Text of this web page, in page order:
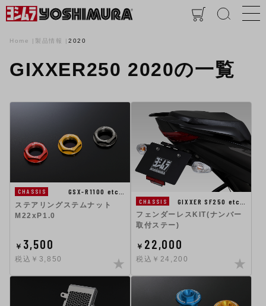
Home 製品情報 2020
GIXXER250 2020の一覧
CHASSIS
GSX-R1100 etc…
ステアリングステムナット
M22xP1.0
￥ 3,500
税込￥3,850
CHASSIS
GIXXER SF250 etc…
フェンダーレスKIT(ナンバー
取付ステー)
￥ 22,000
税込￥24,200